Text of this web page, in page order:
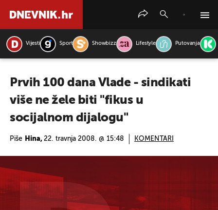
Vijesti Sport Showbizz Lifestyle Putovanja
Prvih 100 dana Vlade - sindikati
više ne žele biti "fikus u
socijalnom dijalogu"
Piše Hina, 22. travnja 2008. @ 15:48 KOMENTARI
PRETRAŽITE VIJESTI